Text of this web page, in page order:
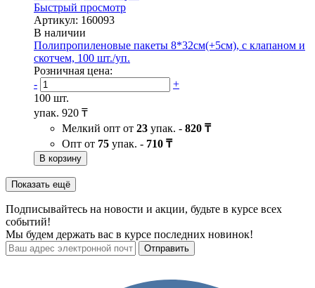
Быстрый просмотр
Артикул: 160093
В наличии
Полипропиленовые пакеты 8*32см(+5см), с клапаном и
скотчем, 100 шт./уп.
Розничная цена:
-
+
100 шт.
упак. 920 ₸
Мелкий опт от 23 упак. - 820 ₸
Опт от 75 упак. - 710 ₸
В корзину
Показать ещё
Подписывайтесь на новости и акции, будьте в курсе всех
событий!
Мы будем держать вас в курсе последних новинок!